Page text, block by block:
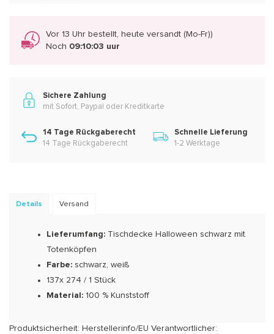
Vor 13 Uhr bestellt, heute versandt (Mo-Fr))
Noch 09:10:03 uur
Sichere Zahlung
mit Sofort, Paypal oder Kreditkarte
14 Tage Rückgaberecht
14 Tage Rückgaberecht
Schnelle Lieferung
1-2 Werktage
Details Versand
Lieferumfang: Tischdecke Halloween schwarz mit
Totenköpfen
Farbe: schwarz, weiß
137x 274 / 1 Stück
Material: 100 % Kunststoff
Produktsicherheit: Herstellerinfo/EU Verantwortlicher: